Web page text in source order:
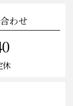
わせ
休